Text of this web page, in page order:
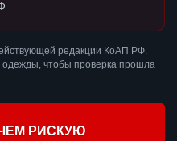
редакции КоАП РФ.
одежды, чтобы проверка прошла
РИСКУЮ